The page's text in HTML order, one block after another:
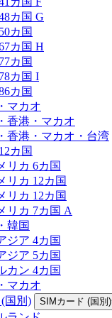
カ国 G
カ国
カ国 H
カ国
カ国 I
カ国
マカオ
香港・マカオ
香港・マカオ・台湾
カ国
リカ 6カ国
リカ 12カ国
リカ 12カ国
リカ 7カ国 A
韓国
ジア 4カ国
ジア 5カ国
カン 4カ国
マカオ
国別)
SIMカード (国別